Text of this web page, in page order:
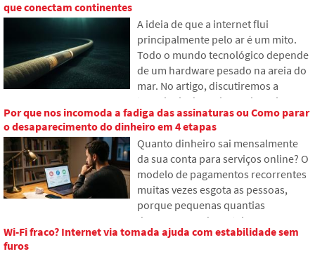
quem terá acesso? No artigo,
examinamos como funciona a
herança digital, por que os
familiares podem ter problemas com
os dados e como organizar sua
que conectam continentes
A ideia de que a internet flui
principalmente pelo ar é um mito.
Todo o mundo tecnológico depende
de um hardware pesado na areia do
mar. No artigo, discutiremos a
tecnologia dos cabos submarinos.
Você descobrirá como funcionam as
fibras ópticas, o que envolve sua
instalação a partir de navios e como
as profundezas dos oceanos se
tornaram um campo de batalha
geopolítico.
Por que nos incomoda a fadiga das assinaturas ou Como parar
o desaparecimento do dinheiro em 4 etapas
Quanto dinheiro sai mensalmente
da sua conta para serviços online? O
modelo de pagamentos recorrentes
muitas vezes esgota as pessoas,
porque pequenas quantias
desaparecem da carteira,
acumulando-se em valores
Wi-Fi fraco? Internet via tomada ajuda com estabilidade sem
furos